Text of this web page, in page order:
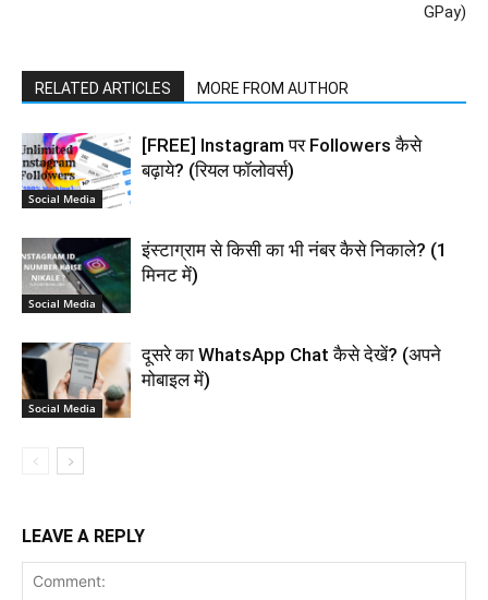
GPay)
RELATED ARTICLES MORE FROM AUTHOR
Social Media
[FREE] Instagram पर Followers कैसे
बढ़ाये? (रियल फॉलोवर्स)
Social Media
इंस्टाग्राम से किसी का भी नंबर कैसे निकाले? (1
मिनट में)
Social Media
दूसरे का WhatsApp Chat कैसे देखें? (अपने
मोबाइल में)
LEAVE A REPLY